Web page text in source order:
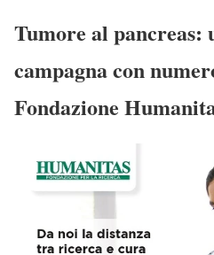
Tumore al
campagna con
Fondazione